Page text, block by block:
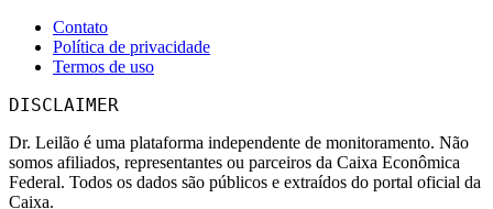
Contato
Política de privacidade
Termos de uso
DISCLAIMER
Dr. Leilão é uma plataforma independente de monitoramento. Não
somos afiliados, representantes ou parceiros da Caixa Econômica
Federal. Todos os dados são públicos e extraídos do portal oficial da
Caixa.